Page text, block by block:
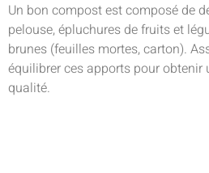
Un bon compost est composé de
pelouse, épluchures de fruits et
brunes (feuilles mortes, carton).
équilibrer ces apports pour
qualité.